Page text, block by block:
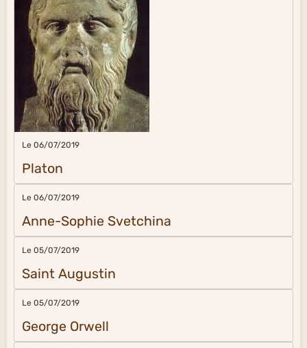
Le 06/07/2019
Platon
Le 06/07/2019
Anne-Sophie Svetchina
Le 05/07/2019
Saint Augustin
Le 05/07/2019
George Orwell